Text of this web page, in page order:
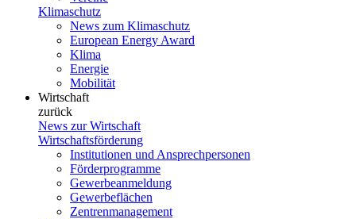
Klimaschutz
News zum Klimaschutz
European Energy Award
Klima
Energie
Mobilität
Wirtschaft
zurück
News zur Wirtschaft
Wirtschaftsförderung
Institutionen und Ansprechpersonen
Förderprogramme
Gewerbeanmeldung
Gewerbeflächen
Zentrenmanagement